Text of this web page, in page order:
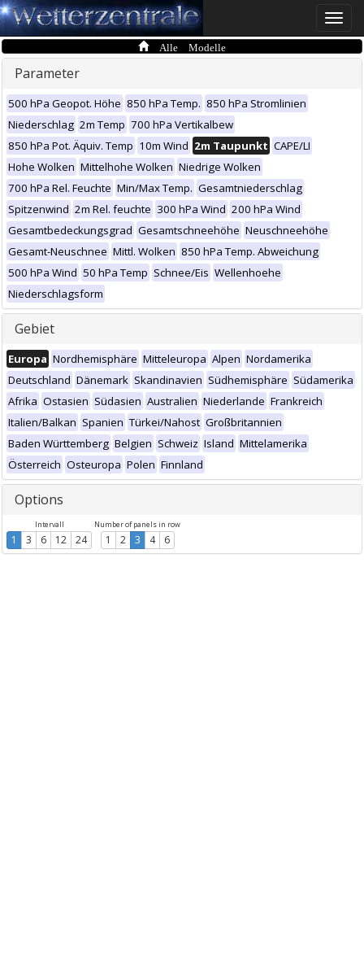
Toggle
Alle Modelle
Parameter
500 hPa Geopot. Höhe 850 hPa Temp. 850 hPa Stromlinien
Niederschlag 2m Temp 700 hPa Vertikalbew
850 hPa Pot. Äquiv. Temp 10m Wind 2m Taupunkt CAPE/LI
Hohe Wolken Mittelhohe Wolken Niedrige Wolken
700 hPa Rel. Feuchte Min/Max Temp. Gesamtniederschlag
Spitzenwind 2m Rel. feuchte 300 hPa Wind 200 hPa Wind
Gesamtbedeckungsgrad Gesamtschneehöhe Neuschneehöhe
Gesamt-Neuschnee Mittl. Wolken 850 hPa Temp. Abweichung
500 hPa Wind 50 hPa Temp Schnee/Eis Wellenhoehe
Niederschlagsform
Gebiet
Europa Nordhemisphäre Mitteleuropa Alpen Nordamerika
Deutschland Dänemark Skandinavien Südhemisphäre Südamerika
Afrika Ostasien Südasien Australien Niederlande Frankreich
Italien/Balkan Spanien Türkei/Nahost Großbritannien
Baden Württemberg Belgien Schweiz Island Mittelamerika
Österreich Osteuropa Polen Finnland
Options
Intervall
1 3 6 12 24
Number of panels in row
1 2 3 4 6